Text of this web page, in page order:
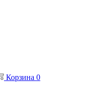
Корзина 0